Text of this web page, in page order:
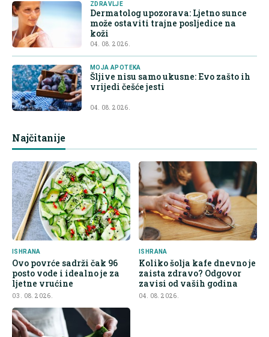
ZDRAVLJE
Dermatolog upozorava: Ljetno sunce
može ostaviti trajne posljedice na
koži
04. 08. 2026.
MOJA APOTEKA
Šljive nisu samo ukusne: Evo zašto ih
vrijedi češće jesti
04. 08. 2026.
Najčitanije
ISHRANA
Ovo povrće sadrži čak 96
posto vode i idealno je za
ljetne vrućine
03. 08. 2026.
ISHRANA
Koliko šolja kafe dnevno je
zaista zdravo? Odgovor
zavisi od vaših godina
04. 08. 2026.